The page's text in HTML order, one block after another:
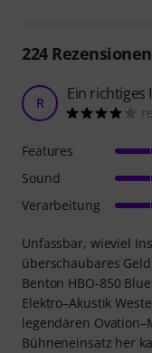
224Rezensionen
R Ein
Unfassbar, wieviel
überschaubares
Benton HBO-850
Elektro–Akustik
legendären
Bühneneinsatz her
Features
Sound
Verarbeitung